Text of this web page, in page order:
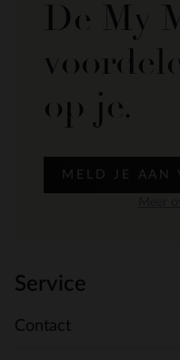
De My
op je.
MELD JE AAN
Service
Contact